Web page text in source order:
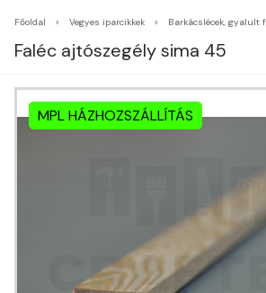
Főoldal Vegyes iparcikkek Barkácslécek, gyalult
Faléc ajtószegély sima 45
MPL HÁZHOZSZÁLLÍTÁS